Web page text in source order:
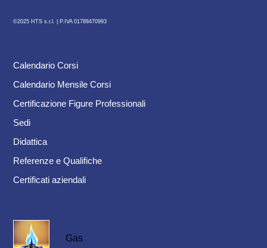
©2025 HTS s.r.l. | P.IVA 01788470993
Calendario Corsi
Calendario Mensile Corsi
Certificazione Figure Professionali
Sedi
Didattica
Referenze e Qualifiche
Certificati aziendali
Gas